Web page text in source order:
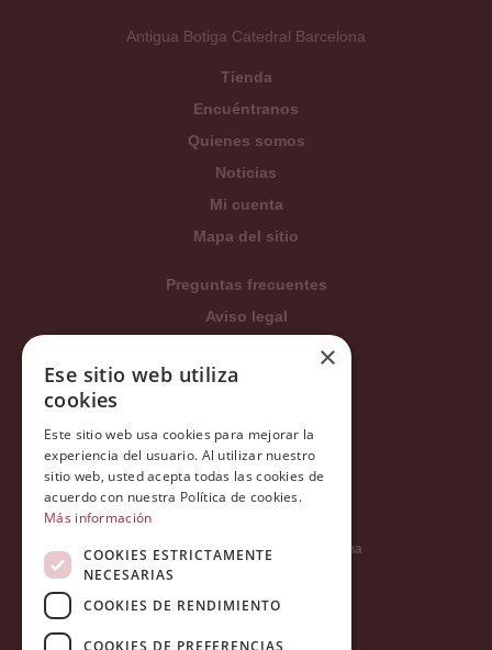
Antigua Botiga Catedral Barcelona
Tienda
Encuéntranos
Quienes somos
Noticias
Mi cuenta
Mapa del sitio
Preguntas frecuentes
Aviso legal
Condiciones generales
Política de privacidad
Política Integrada
Tratamiento de datos
Carrer del Duc, 12 - 08002 Barcelona
×
Ese sitio web utiliza
cookies
Este sitio web usa cookies para mejorar la
experiencia del usuario. Al utilizar nuestro
sitio web, usted acepta todas las cookies de
acuerdo con nuestra Política de cookies.
Más información
COOKIES ESTRICTAMENTE
NECESARIAS
COOKIES DE RENDIMIENTO
COOKIES DE PREFERENCIAS